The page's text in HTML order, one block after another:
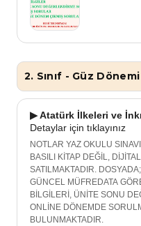
2. Sınıf - Güz Dönemi
▶ Atatürk İlkeleri ve
Detaylar için tıklayınız
NOTLAR YAZ OKULU
BASILI KİTAP DEĞİL,
SATILMAKTADIR.
GÜNCEL MÜFREDATA
BİLGİLERİ, ÜNİTE SONU
ONLİNE DÖNEMDE
BULUNMAKTADIR.